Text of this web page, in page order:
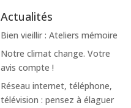
Actualités
Bien vieillir : Ateliers mémoire
Notre climat change. Votre
avis compte !
Réseau internet, téléphone,
télévision : pensez à élaguer